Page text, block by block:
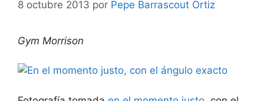
8 octubre 2013 por Pepe Barrascout Ortiz
Gym Morrison